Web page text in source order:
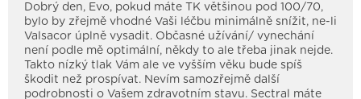
Dobrý den, Evo, pokud máte TK většinou pod 100/70,
bylo by zřejmě vhodné Vaši léčbu minimálně snížit, ne-li
Valsacor úplně vysadit. Občasné užívání/ vynechání
není podle mě optimální, někdy to ale třeba jinak nejde.
Takto nízký tlak Vám ale ve vyšším věku bude spíš
škodit než prospívat. Nevím samozřejmě další
podrobnosti o Vašem zdravotním stavu. Sectral máte